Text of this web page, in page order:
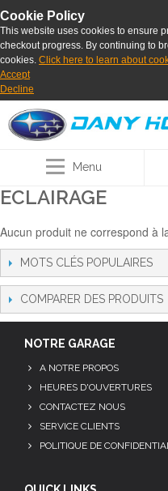
Cookie Policy
This website uses cookies to ensure
checkout progress. By continuing to
cookies. Click here to learn about
Accept
Decline
Menu
ECLAIRAGE
Aucun produit ne correspond à
MOTS CLÉS POPULAIRES
COMPARER DES PRODUITS
NOTRE GARAGE
A NOTRE PROPOS
HEURES D'OUVERTURES
CONTACTEZ NOUS
SERVICE CLIENTS
POLITIQUE DE